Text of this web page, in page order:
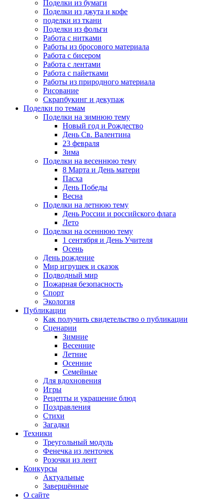
Поделки из бумаги
Поделки из джута и кофе
поделки из ткани
Поделки из фольги
Работа с нитками
Работы из бросового материала
Работа с бисером
Работа с лентами
Работа с пайетками
Работы из природного материала
Рисование
Скрапбукинг и декупаж
Поделки по темам
Поделки на зимнюю тему
Новый год и Рождество
День Св. Валентина
23 февраля
Зима
Поделки на весеннюю тему
8 Марта и День матери
Пасха
День Победы
Весна
Поделки на летнюю тему
День России и российского флага
Лето
Поделки на осеннюю тему
1 сентября и День Учителя
Осень
День рождение
Мир игрушек и сказок
Подводный мир
Пожарная безопасность
Спорт
Экология
Публикации
Как получить свидетельство о публикации
Сценарии
Зимние
Весенние
Летние
Осенние
Семейные
Для вдохновения
Игры
Рецепты и украшение блюд
Поздравления
Стихи
Загадки
Техники
Треугольный модуль
Фенечка из ленточек
Розочки из лент
Конкурсы
Актуальные
Завершённые
О сайте